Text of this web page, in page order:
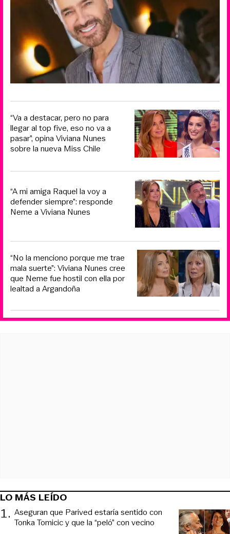
“Va a destacar, pero no para
llegar al top five, eso no va a
pasar”, opina Viviana Nunes
sobre la nueva Miss Chile
“A mi amiga Raquel la voy a
defender siempre”: responde
Neme a Viviana Nunes
“No la menciono porque me trae
mala suerte”: Viviana Nunes cree
que Neme fue hostil con ella por
lealtad a Argandoña
LO MÁS LEÍDO
1. Aseguran que Parived estaría sentido con
Tonka Tomicic y que la “peló” con vecino